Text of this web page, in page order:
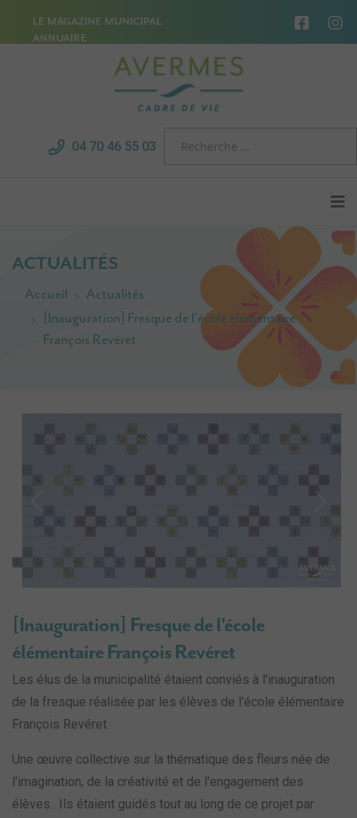
LE MAGAZINE MUNICIPAL
ANNUAIRE
04 70 46 55 03
ACTUALITÉS
Accueil
Actualités
[Inauguration] Fresque de l'école élémentaire
François Revéret
Next
[Inauguration] Fresque de l'école
élémentaire François Revéret
Les élus de la municipalité étaient conviés à l'inauguration
de la fresque réalisée par les élèves de l'école élémentaire
François Revéret.
Une œuvre collective sur la thématique des fleurs née de
l'imagination, de la créativité et de l'engagement des
élèves. Ils étaient guidés tout au long de ce projet par